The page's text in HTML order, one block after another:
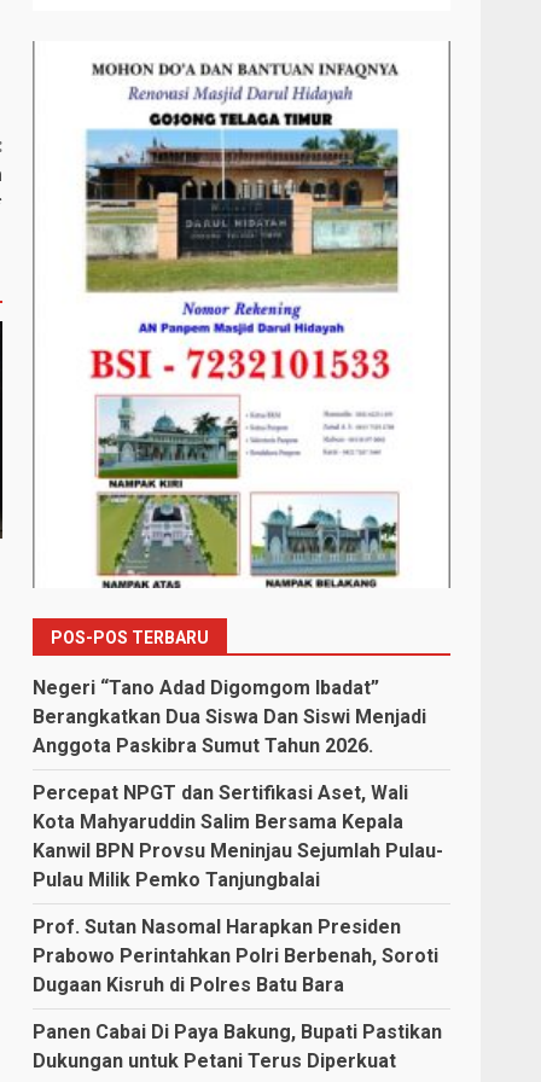
POS-POS TERBARU
Negeri “Tano Adad Digomgom Ibadat”
Berangkatkan Dua Siswa Dan Siswi Menjadi
Anggota Paskibra Sumut Tahun 2026.
Percepat NPGT dan Sertifikasi Aset, Wali
Kota Mahyaruddin Salim Bersama Kepala
Kanwil BPN Provsu Meninjau Sejumlah Pulau-
Pulau Milik Pemko Tanjungbalai
Prof. Sutan Nasomal Harapkan Presiden
Prabowo Perintahkan Polri Berbenah, Soroti
Dugaan Kisruh di Polres Batu Bara
Panen Cabai Di Paya Bakung, Bupati Pastikan
Dukungan untuk Petani Terus Diperkuat